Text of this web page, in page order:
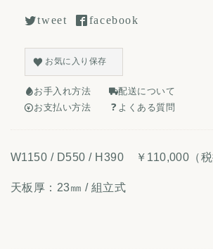
tweet facebook
お気に入り保存
お手入れ方法
配送について
お支払い方法
よくある質問
W1150 / D550 / H390 ￥110,000（税
天板厚：23㎜ / 組立式